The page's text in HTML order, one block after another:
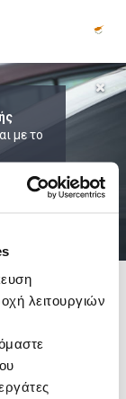
λειτουργιών
με το
τιμή
1